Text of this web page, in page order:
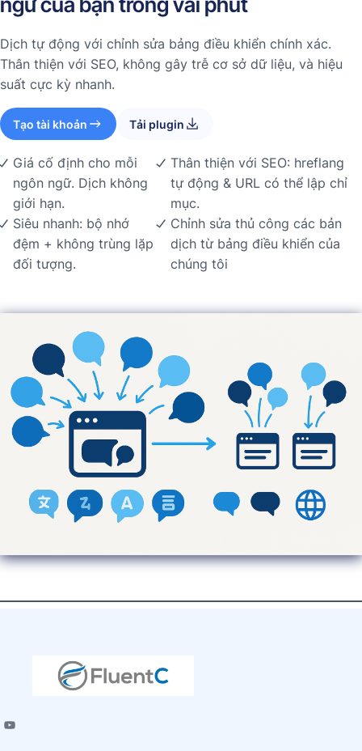
Dịch tự động với chỉnh sửa bảng điều khiển chính xác.
Thân thiện với SEO, không gây trễ cơ sở dữ liệu, và hiệu
suất cực kỳ nhanh.
Tạo tài khoản Tải plugin
Giá cố định cho mỗi
ngôn ngữ. Dịch không
giới hạn.
Siêu nhanh: bộ nhớ
đệm + không trùng lặp
đối tượng.
Thân thiện với SEO: hreflang
tự động & URL có thể lập chỉ
mục.
Chỉnh sửa thủ công các bản
dịch từ bảng điều khiển của
chúng tôi